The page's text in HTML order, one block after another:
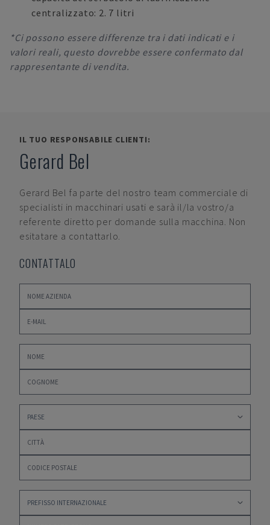
centralizzato: 2. 7 litri
*Ci possono essere differenze tra i dati indicati e i
valori reali, questo dovrebbe essere confermato dal
rappresentante di vendita.
IL TUO RESPONSABILE CLIENTI:
Gerard Bel
Gerard Bel fa parte del nostro team commerciale di
specialisti in macchinari usati e sarà il/la vostro/a
referente diretto per domande sulla macchina. Non
esitatare a contattarlo.
CONTATTALO